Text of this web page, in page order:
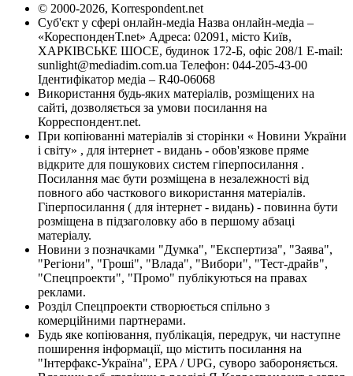
© 2000-2026, Korrespondent.net
Суб'єкт у сфері онлайн-медіа Назва онлайн-медіа –
«КореспонденТ.net» Адреса: 02091, місто Київ,
ХАРКІВСЬКЕ ШОСЕ, будинок 172-Б, офіс 208/1 E-mail:
sunlight@mediadim.com.ua Телефон: 044-205-43-00
Ідентифікатор медіа – R40-06068
Використання будь-яких матеріалів, розміщених на
сайті, дозволяється за умови посилання на
Корреспондент.net.
При копіюванні матеріалів зі сторінки « Новини України
і світу» , для інтернет - видань - обов'язкове пряме
відкрите для пошукових систем гіперпосилання .
Посилання має бути розміщена в незалежності від
повного або часткового використання матеріалів.
Гіперпосилання ( для інтернет - видань) - повинна бути
розміщена в підзаголовку або в першому абзаці
матеріалу.
Новини з позначками "Думка", "Експертиза", "Заява",
"Регіони", "Гроші", "Влада", "Вибори", "Тест-драйв",
"Спецпроекти", "Промо" публікуються на правах
реклами.
Розділ Спецпроекти створюється спільно з
комерційними партнерами.
Будь яке копіювання, публікація, передрук, чи наступне
поширення інформації, що містить посилання на
"Інтерфакс-Україна", EPA / UPG, суворо забороняється.